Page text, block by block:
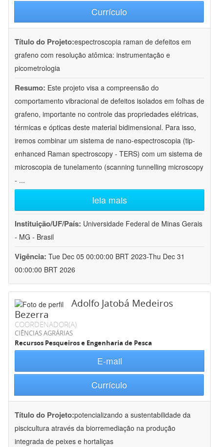
Currículo
Título do Projeto:espectroscopia raman de defeitos em
grafeno com resolução atômica: instrumentação e
picometrologia
Resumo: Este projeto visa a compreensão do
comportamento vibracional de defeitos isolados em folhas de
grafeno, importante no controle das propriedades elétricas,
térmicas e ópticas deste material bidimensional. Para isso,
iremos combinar um sistema de nano-espectroscopia (tip-
enhanced Raman spectroscopy - TERS) com um sistema de
microscopia de tunelamento (scanning tunnelling microscopy
- ...
leia mais
Instituição/UF/País: Universidade Federal de Minas Gerais
- MG - Brasil
Vigência: Tue Dec 05 00:00:00 BRT 2023-Thu Dec 31
00:00:00 BRT 2026
Adolfo Jatobá Medeiros
Bezerra
COORDENADOR(A)
CIÊNCIAS AGRÁRIAS
Recursos Pesqueiros e Engenharia de Pesca
E-mail
Currículo
Título do Projeto:potencializando a sustentabilidade da
piscicultura através da biorremediação na produção
integrada de peixes e hortaliças